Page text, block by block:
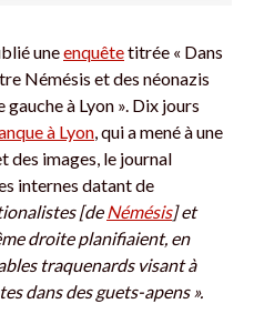
uneenquêtetitrée « Dans
Némésis et des néonazis
à Lyon ». Dix jours
à Lyon , qui a mené à une
des images, le journal
internes datant de
[de Némésis] et
droite planifiaient, en
traquenards visant à
dans des guets-apens ».